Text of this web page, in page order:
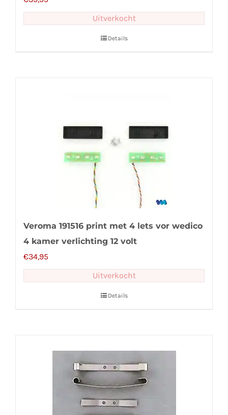
Uitverkocht
Details
Veroma 191516 print met 4 lets vor wedico
4 kamer verlichting 12 volt
€34,95
Uitverkocht
Details